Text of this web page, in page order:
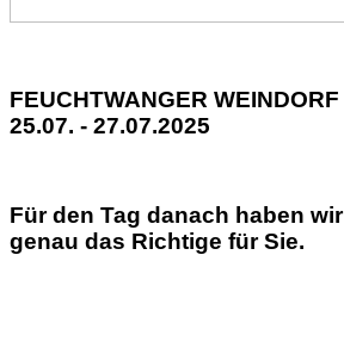
FEUCHTWANGER WEINDORF
25.07. - 27.07.2025
Für den Tag danach haben wir
genau das Richtige für Sie.